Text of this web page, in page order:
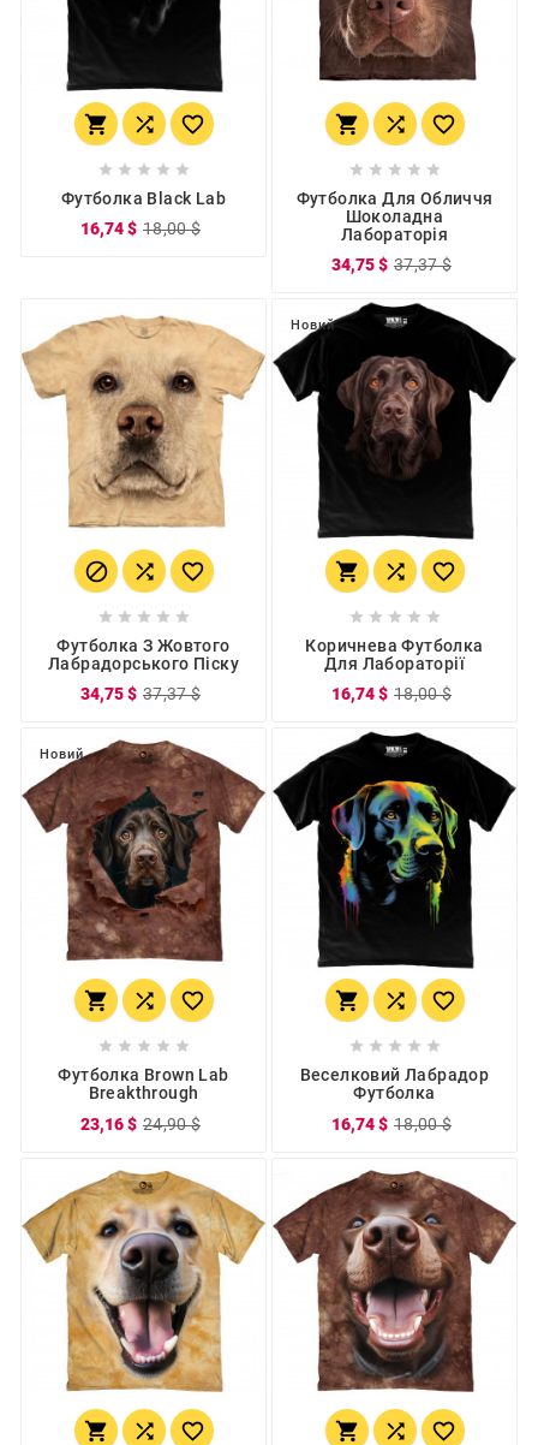
  
    
Футболка Black Lab
16,74 $ 18,00 $
  
    
Футболка Для Обличчя
Шоколадна
Лабораторія
34,75 $ 37,37 $
  
    
Футболка З Жовтого
Лабрадорського Піску
34,75 $ 37,37 $
Новий
  
    
Коричнева Футболка
Для Лабораторії
16,74 $ 18,00 $
Новий
  
    
Футболка Brown Lab
Breakthrough
23,16 $ 24,90 $
  
    
Веселковий Лабрадор
Футболка
16,74 $ 18,00 $
     